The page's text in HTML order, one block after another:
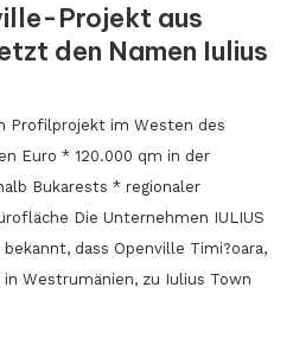
Projekt aus
den Namen Iulius
Profilprojekt im Westen des
Euro * 120.000 qm in der
Bukarests * regionaler
Die Unternehmen IULIUS
dass Openville Timi?oara,
Westrumänien, zu Iulius Town